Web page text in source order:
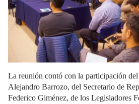
La reunión contó con la participación
Alejandro Barrozo, del Secretario de
Federico Giménez, de los Legisladores